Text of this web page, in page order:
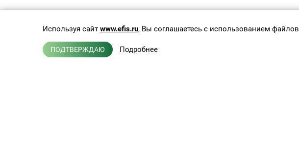
Используя сайт www.efis.ru, Вы соглашаетесь с использованием файлов
ПОДТВЕРЖДАЮ Подробнее